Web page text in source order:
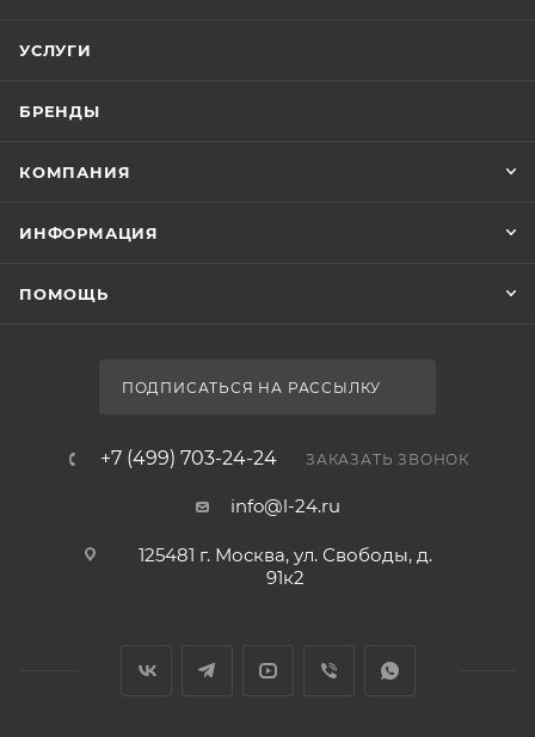
УСЛУГИ
БРЕНДЫ
КОМПАНИЯ
ИНФОРМАЦИЯ
ПОМОЩЬ
ПОДПИСАТЬСЯ НА РАССЫЛКУ
+7 (499) 703-24-24 ЗАКАЗАТЬ ЗВОНОК
info@l-24.ru
125481 г. Москва, ул. Свободы, д.
91к2